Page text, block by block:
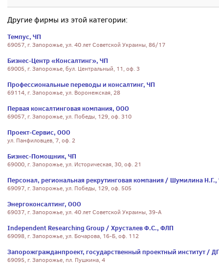
Другие фирмы из этой категории:
Темпус, ЧП
69057, г. Запорожье, ул. 40 лет Советской Украины, 86/17
Бизнес-Центр «Консалтинг», ЧП
69005, г. Запорожье, бул. Центральный, 11, оф. 3
Профессиональные переводы и консалтинг, ЧП
69114, г. Запорожье, ул. Воронежская, 28
Первая консалтинговая компания, ООО
69057, г. Запорожье, ул. Победы, 129, оф. 310
Проект-Сервис, ООО
ул. Панфиловцев, 7, оф. 2
Бизнес-Помощник, ЧП
69000, г. Запорожье, ул. Историческая, 30, оф. 21
Персонал, региональная рекрутинговая компания / Шумилина
69097, г. Запорожье, ул. Победы, 129, оф. 505
Энергоконсалтинг, ООО
69037, г. Запорожье, ул. 40 лет Советской Украины, 39-А
Independent Researching Group / Хрусталев Ф.С., ФЛП
69098, г. Запорожье, ул. Бочарова, 16-Б, оф. 112
Запорожгражданпроект, государственный проектный институт /
69095, г. Запорожье, пл. Пушкина, 4